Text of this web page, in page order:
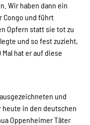
Wir haben dann ein
Congo und führt
Opfern statt sie tot zu
und so fest zuzieht,
hat er auf diese
und
heute in den deutschen
Oppenheimer Täter